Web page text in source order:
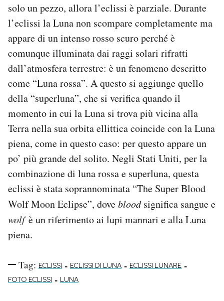
solo un pezzo, allora l’eclissi è parziale. Durante
l’eclissi la Luna non scompare completamente ma
appare di un intenso rosso scuro perché è
comunque illuminata dai raggi solari rifratti
dall’atmosfera terrestre: è un fenomeno descritto
come “Luna rossa”. A questo si aggiunge quello
della “superluna”, che si verifica quando il
momento in cui la Luna si trova più vicina alla
Terra nella sua orbita ellittica coincide con la Luna
piena, come in questo caso: per questo appare un
po’ più grande del solito. Negli Stati Uniti, per la
combinazione di luna rossa e superluna, questa
eclissi è stata soprannominata “The Super Blood
Wolf Moon Eclipse”, dovebloodsignifica sangue e
wolfè un riferimento ai lupi mannari e alla Luna
piena.
Tag: ECLISSI - ECLISSI DI LUNA - ECLISSI LUNARE -
FOTO ECLISSI - LUNA